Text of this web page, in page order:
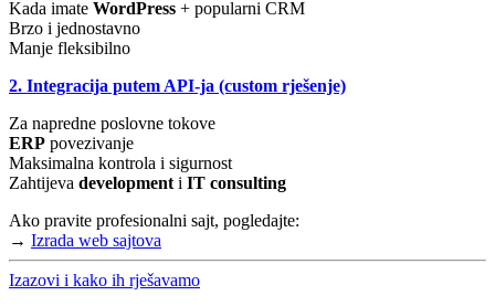
Kada imate WordPress + popularni CRM
Brzo i jednostavno
Manje fleksibilno
2. Integracija putem API-ja (custom rješenje)
Za napredne poslovne tokove
ERP povezivanje
Maksimalna kontrola i sigurnost
Zahtijeva development i IT consulting
Ako pravite profesionalni sajt, pogledajte:
→ Izrada web sajtova
Izazovi i kako ih rješavamo